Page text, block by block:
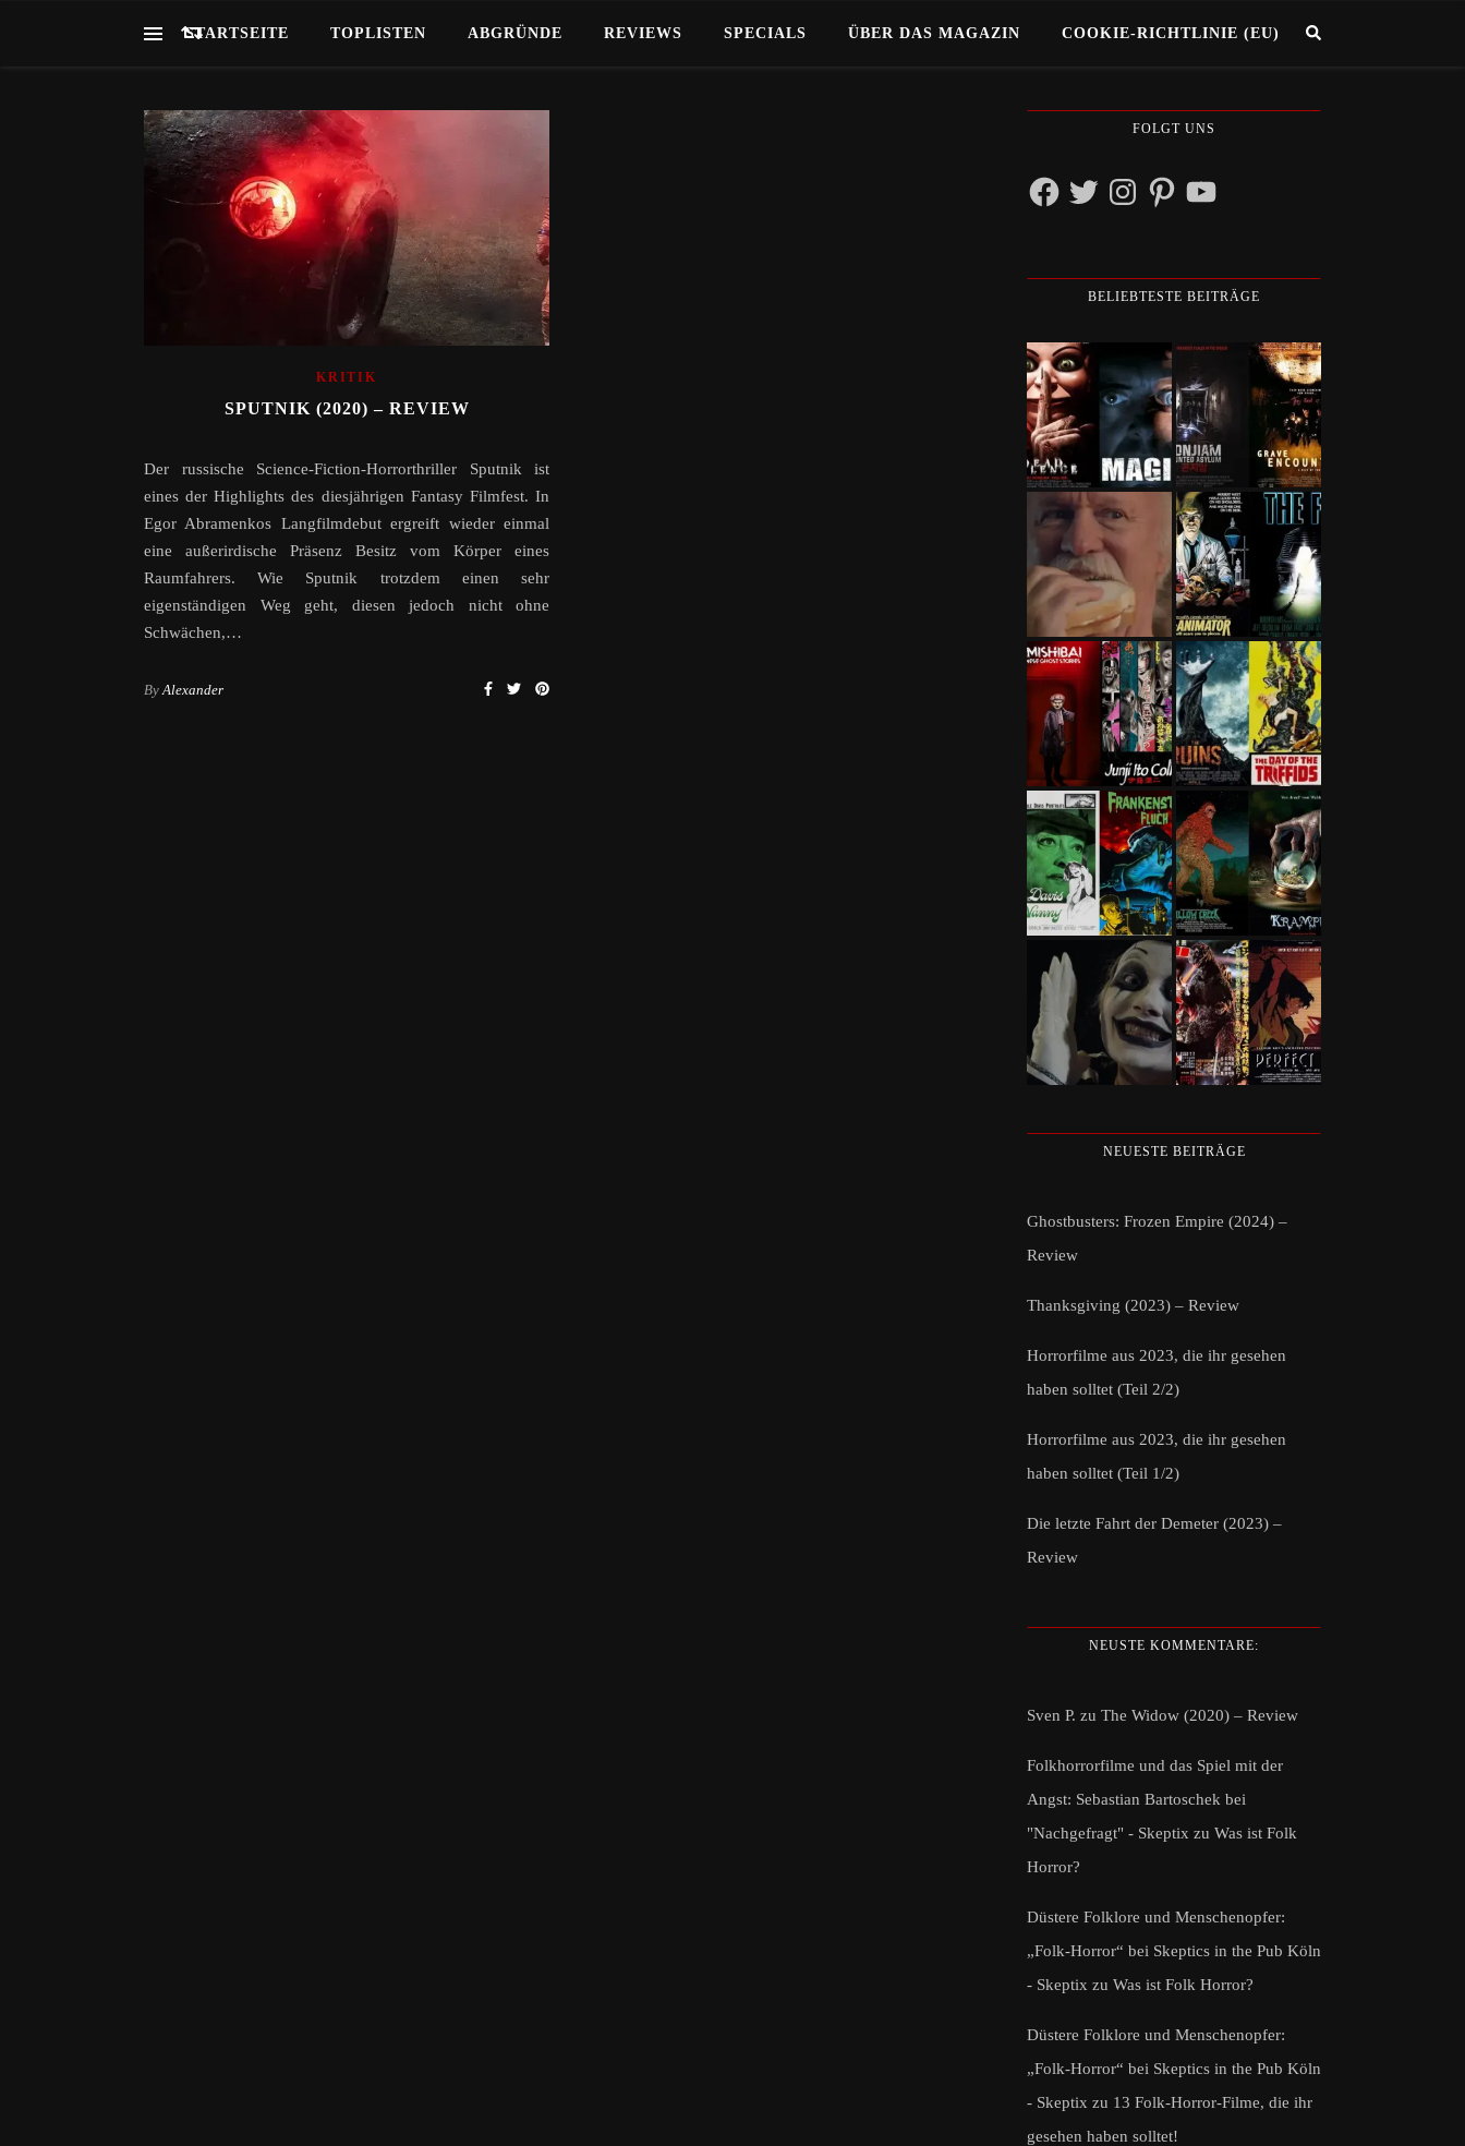
STARTSEITE TOPLISTEN ABGRÜNDE REVIEWS SPECIALS ÜBER DAS MAGAZIN COOKIE-RICHTLINIE (EU)
KRITIK
SPUTNIK (2020) – REVIEW
Der russische Science-Fiction-Horrorthriller Sputnik ist
eines der Highlights des diesjährigen Fantasy Filmfest. In
Egor Abramenkos Langfilmdebut ergreift wieder einmal
eine außerirdische Präsenz Besitz vom Körper eines
Raumfahrers. Wie Sputnik trotzdem einen sehr
eigenständigen Weg geht, diesen jedoch nicht ohne
Schwächen,…
By Alexander
FOLGT UNS
FacebookTwitterInstagramPinterestYouTube
BELIEBTESTE BEITRÄGE
NEUESTE BEITRÄGE
Ghostbusters: Frozen Empire (2024) –
Review
Thanksgiving (2023) – Review
Horrorfilme aus 2023, die ihr gesehen
haben solltet (Teil 2/2)
Horrorfilme aus 2023, die ihr gesehen
haben solltet (Teil 1/2)
Die letzte Fahrt der Demeter (2023) –
Review
NEUSTE KOMMENTARE:
Sven P. zu The Widow (2020) – Review
Folkhorrorfilme und das Spiel mit der
Angst: Sebastian Bartoschek bei
"Nachgefragt" - Skeptix zu Was ist Folk
Horror?
Düstere Folklore und Menschenopfer:
„Folk-Horror“ bei Skeptics in the Pub Köln
- Skeptix zu Was ist Folk Horror?
Düstere Folklore und Menschenopfer:
„Folk-Horror“ bei Skeptics in the Pub Köln
- Skeptix zu 13 Folk-Horror-Filme, die ihr
gesehen haben solltet!